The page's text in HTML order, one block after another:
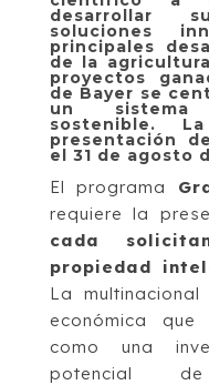
desarrollar
soluciones
principales
de la
proyectos
de Bayer se
un sistema
sostenible.
presentación
el 31 de agosto
El programa
requiere la
cada
propiedad
La
económica
como una
potencial